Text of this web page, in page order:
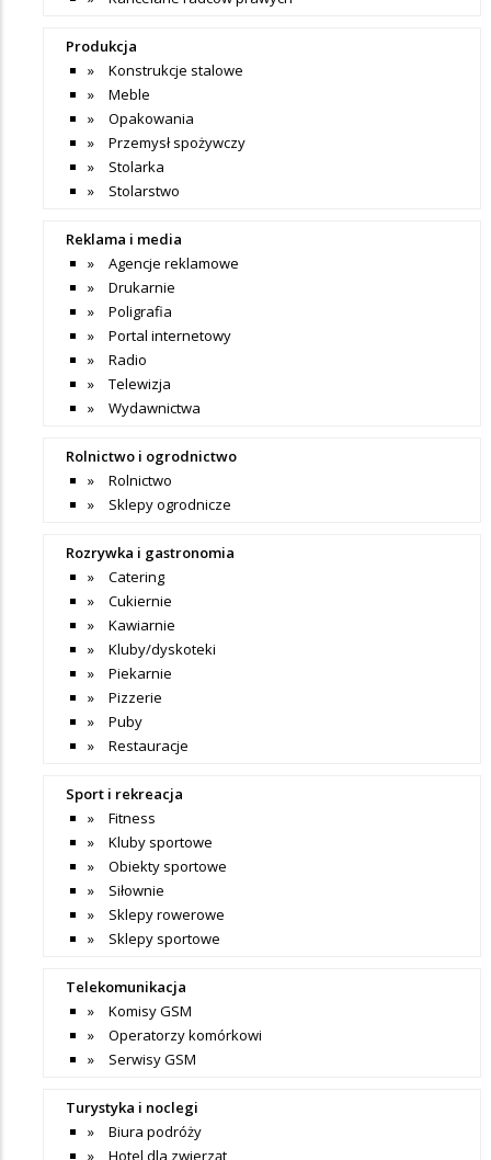
Produkcja
Konstrukcje stalowe
Meble
Opakowania
Przemysł spożywczy
Stolarka
Stolarstwo
Reklama i media
Agencje reklamowe
Drukarnie
Poligrafia
Portal internetowy
Radio
Telewizja
Wydawnictwa
Rolnictwo i ogrodnictwo
Rolnictwo
Sklepy ogrodnicze
Rozrywka i gastronomia
Catering
Cukiernie
Kawiarnie
Kluby/dyskoteki
Piekarnie
Pizzerie
Puby
Restauracje
Sport i rekreacja
Fitness
Kluby sportowe
Obiekty sportowe
Siłownie
Sklepy rowerowe
Sklepy sportowe
Telekomunikacja
Komisy GSM
Operatorzy komórkowi
Serwisy GSM
Turystyka i noclegi
Biura podróży
Hotel dla zwierząt